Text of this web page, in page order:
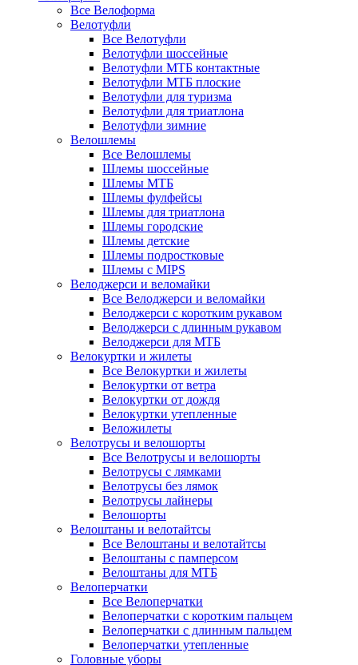
Все Велоформа
Велотуфли
Все Велотуфли
Велотуфли шоссейные
Велотуфли МТБ контактные
Велотуфли МТБ плоские
Велотуфли для туризма
Велотуфли для триатлона
Велотуфли зимние
Велошлемы
Все Велошлемы
Шлемы шоссейные
Шлемы МТБ
Шлемы фулфейсы
Шлемы для триатлона
Шлемы городские
Шлемы детские
Шлемы подростковые
Шлемы с MIPS
Велоджерси и веломайки
Все Велоджерси и веломайки
Велоджерси с коротким рукавом
Велоджерси с длинным рукавом
Велоджерси для МТБ
Велокуртки и жилеты
Все Велокуртки и жилеты
Велокуртки от ветра
Велокуртки от дождя
Велокуртки утепленные
Веложилеты
Велотрусы и велошорты
Все Велотрусы и велошорты
Велотрусы с лямками
Велотрусы без лямок
Велотрусы лайнеры
Велошорты
Велоштаны и велотайтсы
Все Велоштаны и велотайтсы
Велоштаны с памперсом
Велоштаны для МТБ
Велоперчатки
Все Велоперчатки
Велоперчатки с коротким пальцем
Велоперчатки с длинным пальцем
Велоперчатки утепленные
Головные уборы